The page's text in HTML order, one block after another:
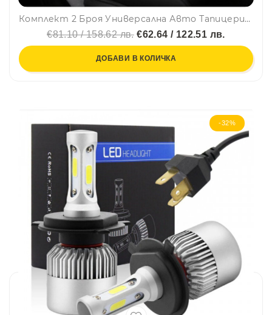
Комплект 2 Броя Универсална Авто Тапицерия За Седалки, Еко Кожа, Лукс, Sport, Черно-Червено
€81.10 / 158.62 лв.€62.64 / 122.51 лв.
ДОБАВИ В КОЛИЧКА
-32%